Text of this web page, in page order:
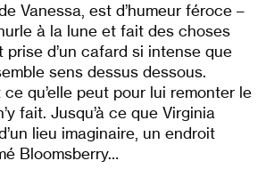
Vanessa, est d’humeur féroce –
à la lune et fait des choses
prise d’un cafard si intense que
sens dessus dessous.
qu’elle peut pour lui remonter le
fait. Jusqu’à ce que Virginia
lieu imaginaire, un endroit
Bloomsberry…